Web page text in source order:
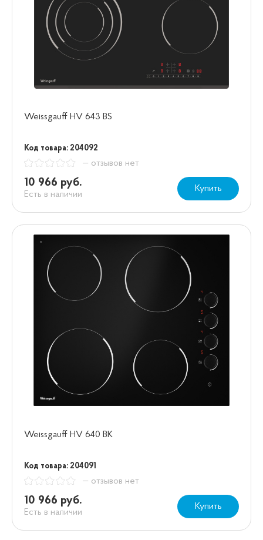
Weissgauff HV 643 BS
Код товара: 204092
— отзывов нет
10 966 руб.
Есть в наличии
Купить
Weissgauff HV 640 BK
Код товара: 204091
— отзывов нет
10 966 руб.
Есть в наличии
Купить